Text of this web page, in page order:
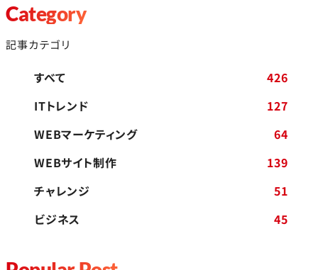
Category
記事カテゴリ
すべて
426
ITトレンド
127
WEBマーケティング
64
WEBサイト制作
139
チャレンジ
51
ビジネス
45